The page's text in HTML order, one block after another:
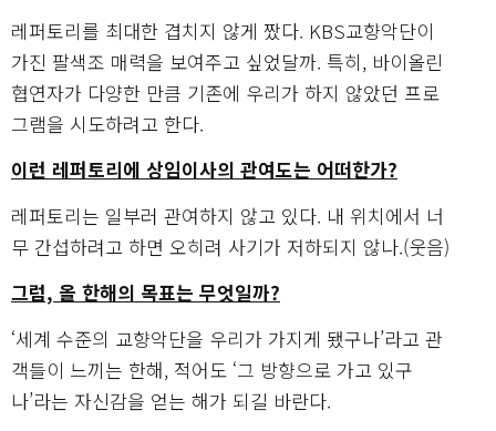
레퍼토리를 최대한 겹치지 않게 짰다. KBS교향악단이
가진 팔색조 매력을 보여주고 싶었달까. 특히, 바이올린
협연자가 다양한 만큼 기존에 우리가 하지 않았던 프로
그램을 시도하려고 한다.
이런 레퍼토리에 상임이사의 관여도는 어떠한가?
레퍼토리는 일부러 관여하지 않고 있다. 내 위치에서 너
무 간섭하려고 하면 오히려 사기가 저하되지 않나.(웃음)
그럼, 올 한해의 목표는 무엇일까?
‘세계 수준의 교향악단을 우리가 가지게 됐구나’라고 관
객들이 느끼는 한해, 적어도 ‘그 방향으로 가고 있구
나’라는 자신감을 얻는 해가 되길 바란다.